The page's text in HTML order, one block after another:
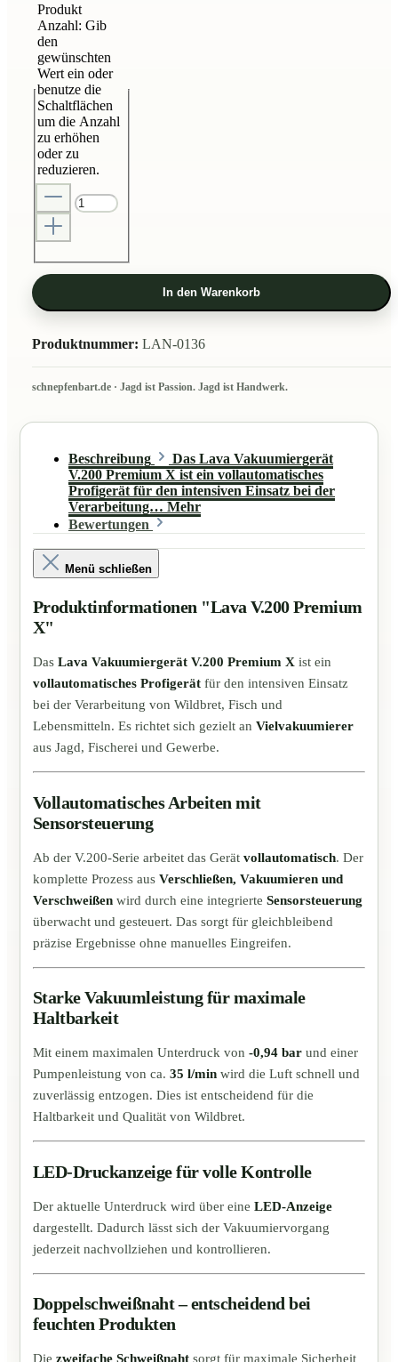
Produkt
Anzahl: Gib
den
gewünschten
Wert ein oder
benutze die
Schaltflächen
um die Anzahl
zu erhöhen
oder zu
reduzieren.
In den Warenkorb
Produktnummer: LAN-0136
Beschreibung
Das Lava Vakuumiergerät
V.200 Premium X ist ein vollautomatisches
Profigerät für den intensiven Einsatz bei der
Verarbeitung… Mehr
Bewertungen
Menü schließen
Produktinformationen "Lava V.200 Premium
X"
Das Lava Vakuumiergerät V.200 Premium X ist ein
vollautomatisches Profigerät für den intensiven Einsatz
bei der Verarbeitung von Wildbret, Fisch und
Lebensmitteln. Es richtet sich gezielt an Vielvakuumierer
aus Jagd, Fischerei und Gewerbe.
Vollautomatisches Arbeiten mit
Sensorsteuerung
Ab der V.200-Serie arbeitet das Gerät vollautomatisch. Der
komplette Prozess aus Verschließen, Vakuumieren und
Verschweißen wird durch eine integrierte Sensorsteuerung
überwacht und gesteuert. Das sorgt für gleichbleibend
präzise Ergebnisse ohne manuelles Eingreifen.
Starke Vakuumleistung für maximale
Haltbarkeit
Mit einem maximalen Unterdruck von -0,94 bar und einer
Pumpenleistung von ca. 35 l/min wird die Luft schnell und
zuverlässig entzogen. Dies ist entscheidend für die
Haltbarkeit und Qualität von Wildbret.
LED-Druckanzeige für volle Kontrolle
Der aktuelle Unterdruck wird über eine LED-Anzeige
dargestellt. Dadurch lässt sich der Vakuumiervorgang
jederzeit nachvollziehen und kontrollieren.
Doppelschweißnaht – entscheidend bei
feuchten Produkten
Die zweifache Schweißnaht sorgt für maximale Sicherheit